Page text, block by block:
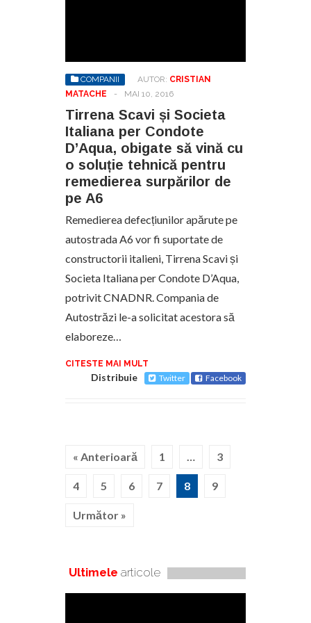
COMPANII AUTOR: CRISTIAN
MATACHE
- MAI 10, 2016
Tirrena Scavi și Societa
Italiana per Condote
D’Aqua, obigate să vină cu
o soluție tehnică pentru
remedierea surpărilor de
pe A6
Remedierea defecțiunilor apărute pe
autostrada A6 vor fi suportate de
constructorii italieni, Tirrena Scavi și
Societa Italiana per Condote D’Aqua,
potrivit CNADNR. Compania de
Autostrăzi le-a solicitat acestora să
elaboreze…
CITESTE MAI MULT
Distribuie Twitter Facebook
« Anterioară 1 … 3
4 5 6 7 8 9
Următor »
Ultimele articole